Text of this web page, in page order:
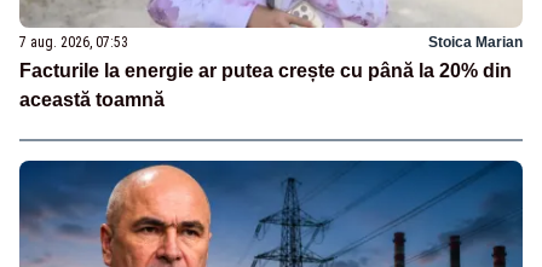
7 aug. 2026, 07:53 Stoica Marian
Facturile la energie ar putea crește cu până la 20% din
această toamnă